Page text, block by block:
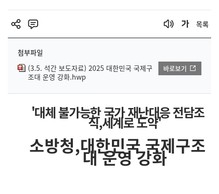
목록
첨부파일
(3.5. 석간 보도자료) 2025 대한민국 국제구
조대 운영 강화.hwp
바로보기
'대체 불가능한 국가 재난대응 전담조
직,세계로 도약'
소방청,대한민국 국제구조
대 운영 강화